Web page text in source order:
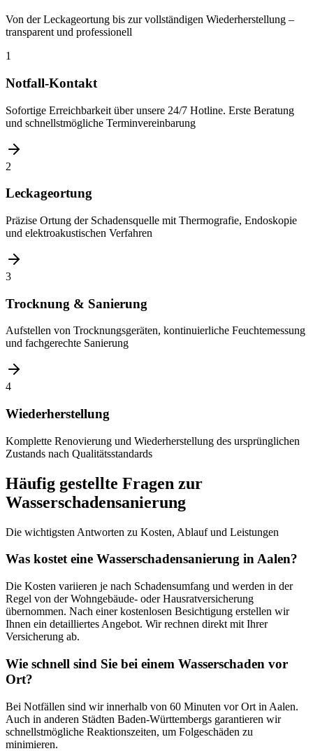
Von der Leckageortung bis zur vollständigen Wiederherstellung –
transparent und professionell
1
Notfall-Kontakt
Sofortige Erreichbarkeit über unsere 24/7 Hotline. Erste Beratung
und schnellstmögliche Terminvereinbarung
2
Leckageortung
Präzise Ortung der Schadensquelle mit Thermografie, Endoskopie
und elektroakustischen Verfahren
3
Trocknung & Sanierung
Aufstellen von Trocknungsgeräten, kontinuierliche Feuchtemessung
und fachgerechte Sanierung
4
Wiederherstellung
Komplette Renovierung und Wiederherstellung des ursprünglichen
Zustands nach Qualitätsstandards
Häufig gestellte Fragen zur
Wasserschadensanierung
Die wichtigsten Antworten zu Kosten, Ablauf und Leistungen
Was kostet eine Wasserschadensanierung in Aalen?
Die Kosten variieren je nach Schadensumfang und werden in der
Regel von der Wohngebäude- oder Hausratversicherung
übernommen. Nach einer kostenlosen Besichtigung erstellen wir
Ihnen ein detailliertes Angebot. Wir rechnen direkt mit Ihrer
Versicherung ab.
Wie schnell sind Sie bei einem Wasserschaden vor
Ort?
Bei Notfällen sind wir innerhalb von 60 Minuten vor Ort in Aalen.
Auch in anderen Städten Baden-Württembergs garantieren wir
schnellstmögliche Reaktionszeiten, um Folgeschäden zu
minimieren.